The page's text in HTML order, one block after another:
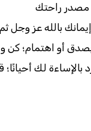
مصدر راحتك
بالله عز
أو اهتمام؛ كن
لك أحيانًا؛